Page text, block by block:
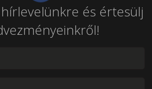
és értesülj